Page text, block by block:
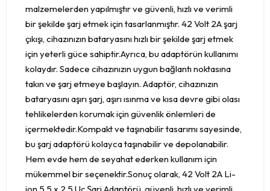
malzemelerden yapılmıştır ve güvenli, hızlı ve verimli
bir şekilde şarj etmek için tasarlanmıştır. 42 Volt 2A şarj
çıkışı, cihazınızın bataryasını hızlı bir şekilde şarj etmek
için yeterli güce sahiptir.Ayrıca, bu adaptörün kullanımı
kolaydır. Sadece cihazınızın uygun bağlantı noktasına
takın ve şarj etmeye başlayın. Adaptör, cihazınızın
bataryasını aşırı şarj, aşırı ısınma ve kısa devre gibi olası
tehlikelerden korumak için güvenlik önlemleri de
içermektedir.Kompakt ve taşınabilir tasarımı sayesinde,
bu şarj adaptörü kolayca taşınabilir ve depolanabilir.
Hem evde hem de seyahat ederken kullanım için
mükemmel bir seçenektir.Sonuç olarak, 42 Volt 2A Li-